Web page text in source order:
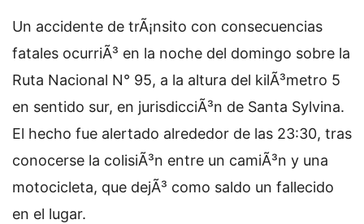
Un accidente de trÃ¡nsito con consecuencias
fatales ocurriÃ³ en la noche del domingo sobre la
Ruta Nacional N° 95, a la altura del kilÃ³metro 5
en sentido sur, en jurisdicciÃ³n de Santa Sylvina.
El hecho fue alertado alrededor de las 23:30, tras
conocerse la colisiÃ³n entre un camiÃ³n y una
motocicleta, que dejÃ³ como saldo un fallecido
en el lugar.